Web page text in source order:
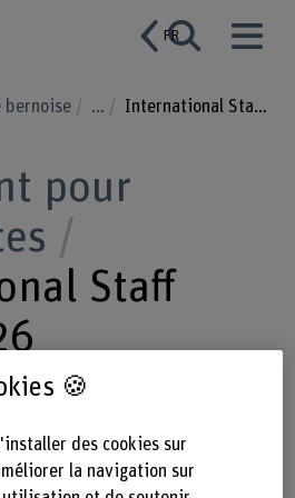
FR
bernoise ... International Staff Week 2026
pour
Staff
Week propose
thématiques et
🍪
des cookies sur
la navigation sur